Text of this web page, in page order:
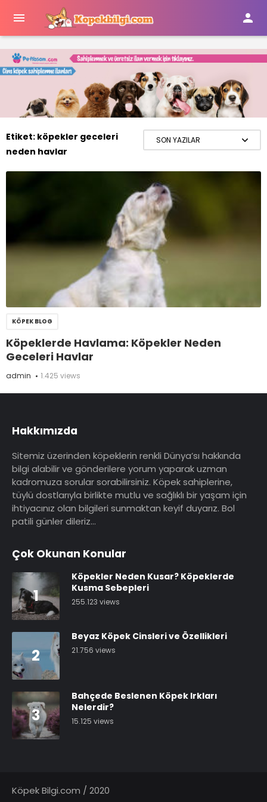
 
Etiket: köpekler geceleri
neden havlar
KÖPEK BLOG
Köpeklerde Havlama: Köpekler Neden
Geceleri Havlar
admin 1.425 views
Hakkımızda
Sitemiz üzerinden köpeklerin renkli Dünya’sı hakkında
bilgi alabilir ve gönderilere yorum yaparak uzman
kadromuza sorular sorabilirsiniz. Köpek sahiplerine,
tüylü dostlarıyla birlikte mutlu ve sağlıklı bir yaşam için
ihtiyacınız olan bilgileri sunmaktan keyif duyarız. Bol
patili günler dileriz…
Çok Okunan Konular
1
Köpekler Neden Kusar? Köpeklerde
Kusma Sebepleri
255.123 views
2
Beyaz Köpek Cinsleri ve Özellikleri
21.756 views
3
Bahçede Beslenen Köpek Irkları
Nelerdir?
15.125 views
Köpek Bilgi.com / 2020